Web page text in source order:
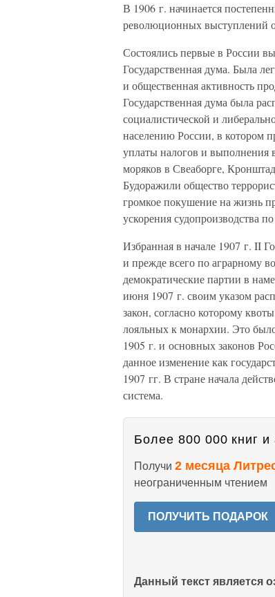
В 1906 г. начинается
революционных выступлений
Состоялись первые в России
Государственная дума. Была
и общественная активность
Государственная дума была
социалистической и
населению России, в котором
уплаты налогов и выполнения
моряков в Свеаборге,
Будоражили общество
громкое покушение на жизнь
ускорения судопроизводства
Избранная в начале 1907 г. II
и прежде всего по аграрному
демократические партии в
июня 1907 г. своим указом
закон, согласно которому
лояльных к монархии. Это
1905 г. и основных законов
данное изменение как
1907 гг. В стране начала
система.
Более 800 000 книг и
Получи 2 месяца
неограниченным чтением
ПОЛУЧИТЬ ПОДАРОК
Данный текст является